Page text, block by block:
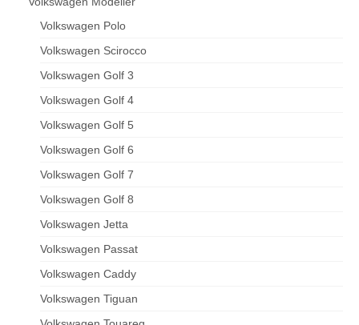
Volkswagen Polo
Volkswagen Scirocco
Volkswagen Golf 3
Volkswagen Golf 4
Volkswagen Golf 5
Volkswagen Golf 6
Volkswagen Golf 7
Volkswagen Golf 8
Volkswagen Jetta
Volkswagen Passat
Volkswagen Caddy
Volkswagen Tiguan